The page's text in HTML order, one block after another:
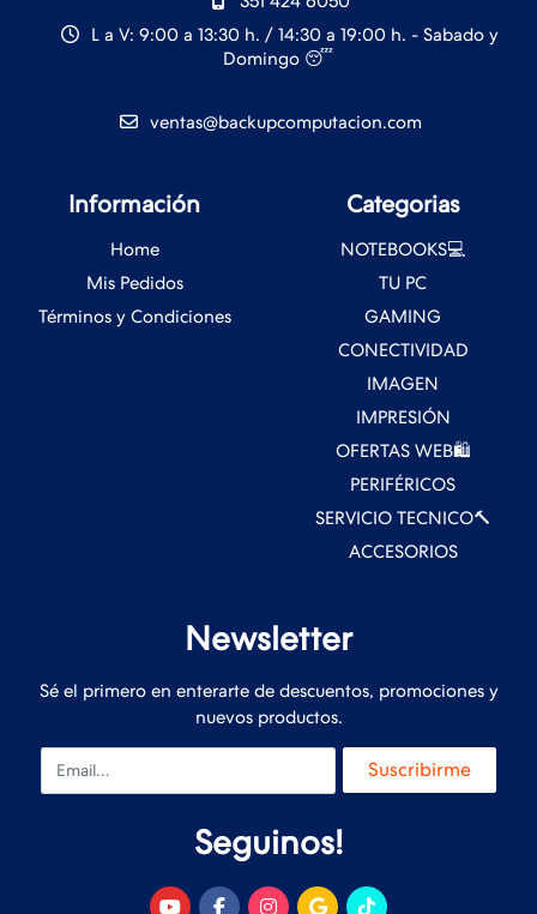
L a V: 9:00 a 13:30 h. / 14:30 a 19:00 h. - Sabado y
Domingo 😴
ventas@backupcomputacion.com
Información
Home
Mis Pedidos
Términos y Condiciones
Categorias
NOTEBOOKS💻
TU PC
GAMING
CONECTIVIDAD
IMAGEN
IMPRESIÓN
OFERTAS WEB🛍️
PERIFÉRICOS
SERVICIO TECNICO🔨
ACCESORIOS
Newsletter
Sé el primero en enterarte de descuentos, promociones y
nuevos productos.
Email Suscribirme
Seguinos!